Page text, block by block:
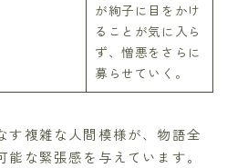
が絢子に目をかけ
ることが気に入ら
ず、憎悪をさらに
募らせていく。
す複雑な人間模様が、物語全
な緊張感を与えています。